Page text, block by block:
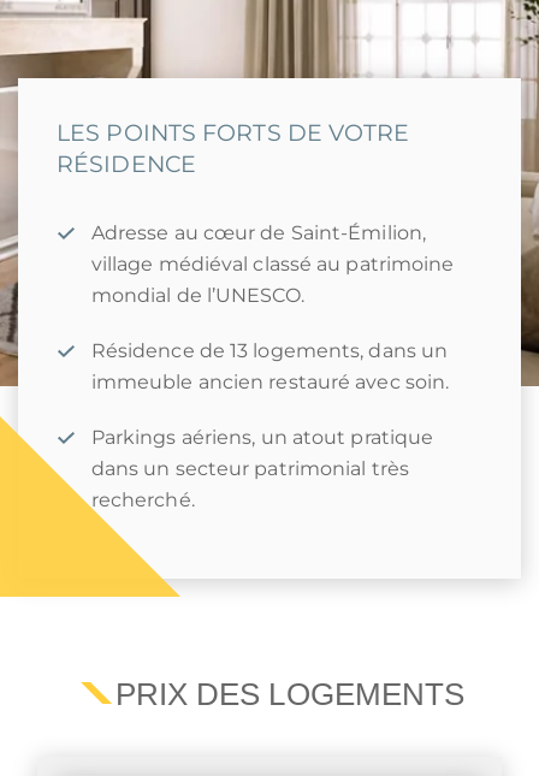
LES POINTS FORTS DE VOTRE
RÉSIDENCE
Adresse au cœur de Saint-Émilion,
village médiéval classé au patrimoine
mondial de l’UNESCO.
Résidence de 13 logements, dans un
immeuble ancien restauré avec soin.
Parkings aériens, un atout pratique
dans un secteur patrimonial très
recherché.
PRIX DES LOGEMENTS